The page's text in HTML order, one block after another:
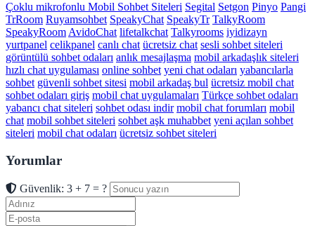
Çoklu mikrofonlu Mobil Sohbet Siteleri Segital Setgon Pinyo Pangi
TrRoom Ruyamsohbet SpeakyChat SpeakyTr TalkyRoom
SpeakyRoom AvidoChat lifetalkchat Talkyrooms iyidizayn
yurtpanel celikpanel canlı chat ücretsiz chat sesli sohbet siteleri
görüntülü sohbet odaları anlık mesajlaşma mobil arkadaşlık siteleri
hızlı chat uygulaması online sohbet yeni chat odaları yabancılarla
sohbet güvenli sohbet sitesi mobil arkadaş bul ücretsiz mobil chat
sohbet odaları giriş mobil chat uygulamaları Türkçe sohbet odaları
yabancı chat siteleri sohbet odası indir mobil chat forumları mobil
chat mobil sohbet siteleri sohbet aşk muhabbet yeni açılan sohbet
siteleri mobil chat odaları ücretsiz sohbet siteleri
Yorumlar
Güvenlik: 3 + 7 = ?